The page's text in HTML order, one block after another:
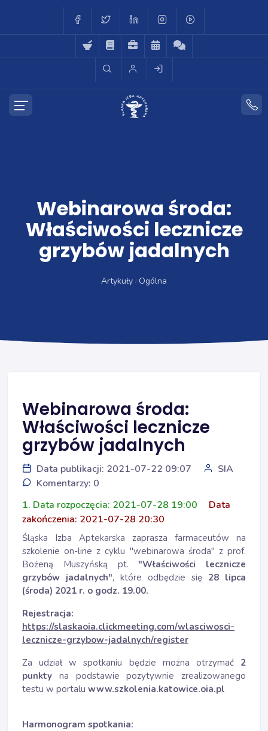
Webinarowa środa:
Właściwości lecznicze
grzybów jadalnych
Artykuły Ogólna
Webinarowa środa:
Właściwości lecznicze
grzybów jadalnych
Data publikacji: 2021-07-22 09:07
SIA
Komentarzy: 0
1. Data rozpoczęcia: 2021-07-28 19:00
Data
zakończenia: 2021-07-28 20:30
Śląska Izba Aptekarska zaprasza farmaceutów na
szkolenie on-line z cyklu "webinarowa środa" z prof.
Bożeną Muszyńską pt. "Właściwości lecznicze
grzybów jadalnych", które odbędzie się 28 lipca
(środa) 2021 r. o godz. 19.00.
Rejestracja:
https://slaskaoia.clickmeeting.com/wlasciwosci-
lecznicze-grzybow-jadalnych/register
Za udział w spotkaniu będzie można otrzymać 2
punkty na podstawie pozytywnie zrealizowanego
testu w portalu www.szkolenia.katowice.oia.pl
Harmonogram spotkania: